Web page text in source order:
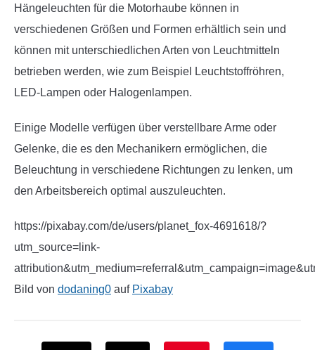
Hängeleuchten für die Motorhaube können in
verschiedenen Größen und Formen erhältlich sein und
können mit unterschiedlichen Arten von Leuchtmitteln
betrieben werden, wie zum Beispiel Leuchtstoffröhren,
LED-Lampen oder Halogenlampen.
Einige Modelle verfügen über verstellbare Arme oder
Gelenke, die es den Mechanikern ermöglichen, die
Beleuchtung in verschiedene Richtungen zu lenken, um
den Arbeitsbereich optimal auszuleuchten.
https://pixabay.com/de/users/planet_fox-4691618/?
utm_source=link-
Bild von dodaning0 auf Pixabay